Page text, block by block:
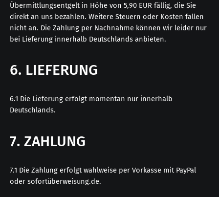
Übermittlungsentgelt in Höhe von 5,90 EUR fällig, die Sie
direkt an uns bezahlen. Weitere Steuern oder Kosten fallen
nicht an. Die Zahlung per Nachnahme können wir leider nur
bei Lieferung innerhalb Deutschlands anbieten.
6. LIEFERUNG
6.1 Die Lieferung erfolgt momentan nur innerhalb
Deutschlands.
7. ZAHLUNG
7.1 Die Zahlung erfolgt wahlweise per Vorkasse mit PayPal
oder sofortüberweisung.de.